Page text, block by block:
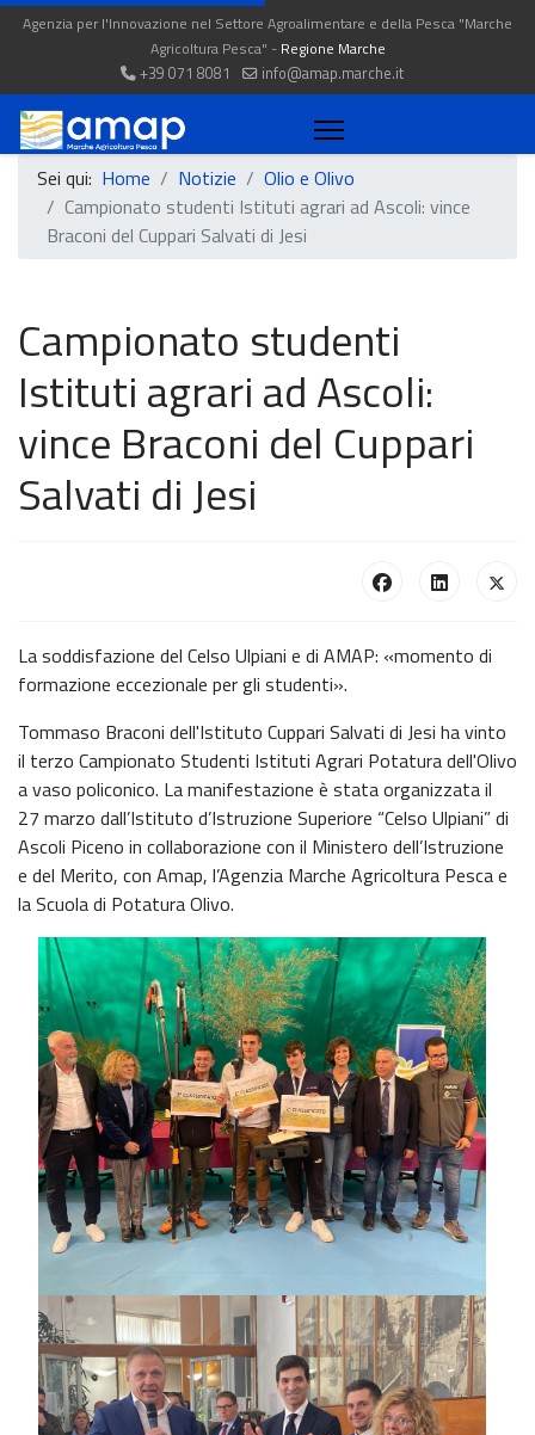
Agenzia per l'Innovazione nel Settore Agroalimentare e della Pesca "Marche
Agricoltura Pesca" - Regione Marche
+39 071 8081
info@amap.marche.it
Sei qui: Home Notizie
Olio e Olivo
Campionato studenti Istituti agrari ad Ascoli: vince
Braconi del Cuppari Salvati di Jesi
Campionato studenti
Istituti agrari ad Ascoli:
vince Braconi del Cuppari
Salvati di Jesi
La soddisfazione del Celso Ulpiani e di AMAP: «momento di
formazione eccezionale per gli studenti».
Tommaso Braconi dell'Istituto Cuppari Salvati di Jesi ha vinto
il terzo Campionato Studenti Istituti Agrari Potatura dell'Olivo
a vaso policonico. La manifestazione è stata organizzata il
27 marzo dall’Istituto d’Istruzione Superiore “Celso Ulpiani” di
Ascoli Piceno in collaborazione con il Ministero dell’Istruzione
e del Merito, con Amap, l’Agenzia Marche Agricoltura Pesca e
la Scuola di Potatura Olivo.